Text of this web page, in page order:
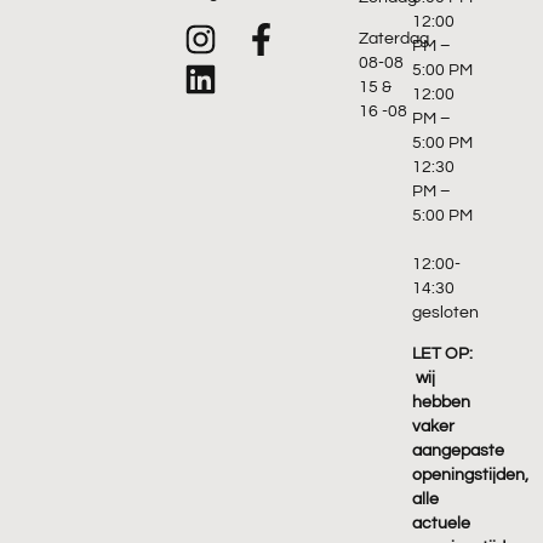
Zaterdag
08-08
15 &
16 -08
12:00
PM –
5:00 PM
12:00
PM –
5:00 PM
12:30
PM –
5:00 PM
12:00-
14:30
gesloten
LET OP:
wij
hebben
vaker
aangepaste
openingstijden,
alle
actuele